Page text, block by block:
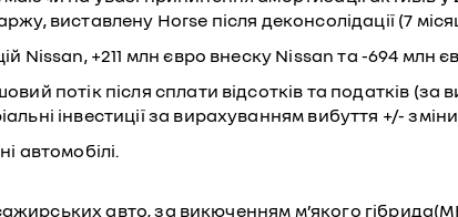
виставлену Horse після деконсолідації (7
Nissan, +211 млн євро внеску Nissan та -694 млн
потік після сплати відсотків та податків (за
інвестиції за вирахуванням вибуття +/-
автомобілі.
авто, за викюченням м’якого